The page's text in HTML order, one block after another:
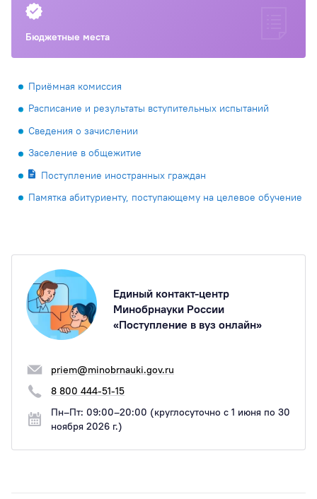
Бюджетные места
Приёмная комиссия
Расписание и результаты вступительных испытаний
Сведения о зачислении
Заселение в общежитие
Поступление иностранных граждан
Памятка абитуриенту, поступающему на целевое обучение
Единый контакт-центр
Минобрнауки России
«Поступление в вуз онлайн»
priem@minobrnauki.gov.ru
8 800 444-51-15
Пн–Пт: 09:00–20:00 (круглосуточно с 1 июня по 30
ноября 2026 г.)